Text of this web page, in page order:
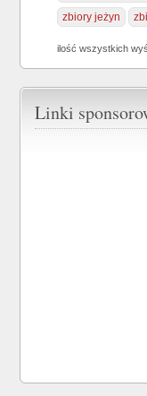
zbiory jeżyn
ilość wszystkich
Linki